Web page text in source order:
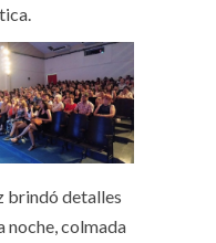
brindó detalles
noche, colmada